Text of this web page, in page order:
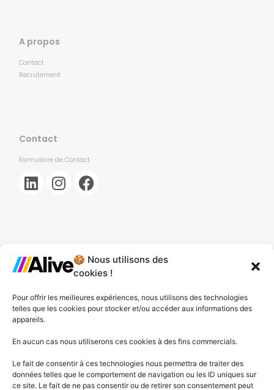
🍪 Nous utilisons des
cookies !
Pour offrir les meilleures expériences, nous utilisons des technologies
telles que les cookies pour stocker et/ou accéder aux informations des
appareils.
En aucun cas nous utiliserons ces cookies à des fins commercials.
Le fait de consentir à ces technologies nous permettra de traiter des
données telles que le comportement de navigation ou les ID uniques sur
ce site. Le fait de ne pas consentir ou de retirer son consentement peut
A propos
Contact
Recrutement
Contact
Formulaire de Contact
Agence de Lille
Agence de Plessis-Pâté
Agence d'Angers
Agence de Lyon